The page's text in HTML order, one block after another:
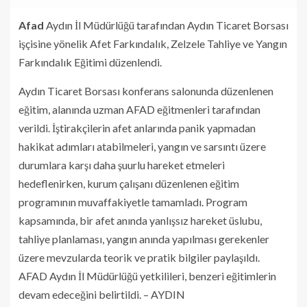
Afad Aydın İl Müdürlüğü tarafından Aydın Ticaret Borsası
işçisine yönelik Afet Farkındalık, Zelzele Tahliye ve Yangın
Farkındalık Eğitimi düzenlendi.
Aydın Ticaret Borsası konferans salonunda düzenlenen
eğitim, alanında uzman AFAD eğitmenleri tarafından
verildi. İştirakçilerin afet anlarında panik yapmadan
hakikat adımları atabilmeleri, yangın ve sarsıntı üzere
durumlara karşı daha şuurlu hareket etmeleri
hedeflenirken, kurum çalışanı düzenlenen eğitim
programının muvaffakiyetle tamamladı. Program
kapsamında, bir afet anında yanlışsız hareket üslubu,
tahliye planlaması, yangın anında yapılması gerekenler
üzere mevzularda teorik ve pratik bilgiler paylaşıldı.
AFAD Aydın İl Müdürlüğü yetkilileri, benzeri eğitimlerin
devam edeceğini belirtildi. – AYDIN